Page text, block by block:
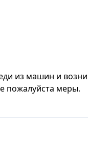
из машин и
пожалуйста меры.